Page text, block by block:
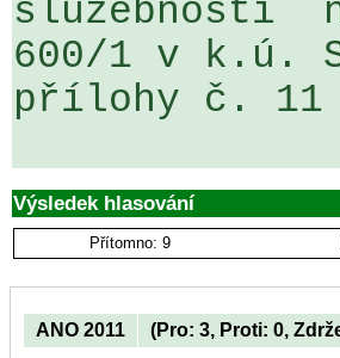
služebnosti
600/1 v k.ú.
přílohy č. 11
Výsledek hlasování
Přítomno: 9
ANO 2011 (Pro: 3, Proti: 0,